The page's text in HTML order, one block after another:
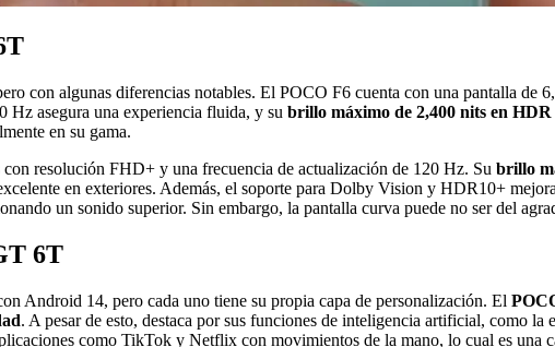
con algunas diferencias notables. El POCO F6 cuenta con una pantalla de
Hz asegura una experiencia fluida, y su brillo máximo de 2,400 nits en HDR
en su gama.
con resolución FHD+ y una frecuencia de actualización de 120 Hz. Su brillo
en exteriores. Además, el soporte para Dolby Vision y HDR10+
un sonido superior. Sin embargo, la pantalla curva puede no ser del
6T
Android 14, pero cada uno tiene su propia capa de personalización. El
. A pesar de esto, destaca por sus funciones de inteligencia artificial, como
como TikTok y Netflix con movimientos de la mano, lo cual es una